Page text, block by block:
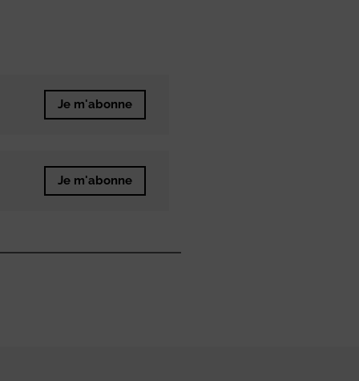
Je m'abonne
Je m'abonne